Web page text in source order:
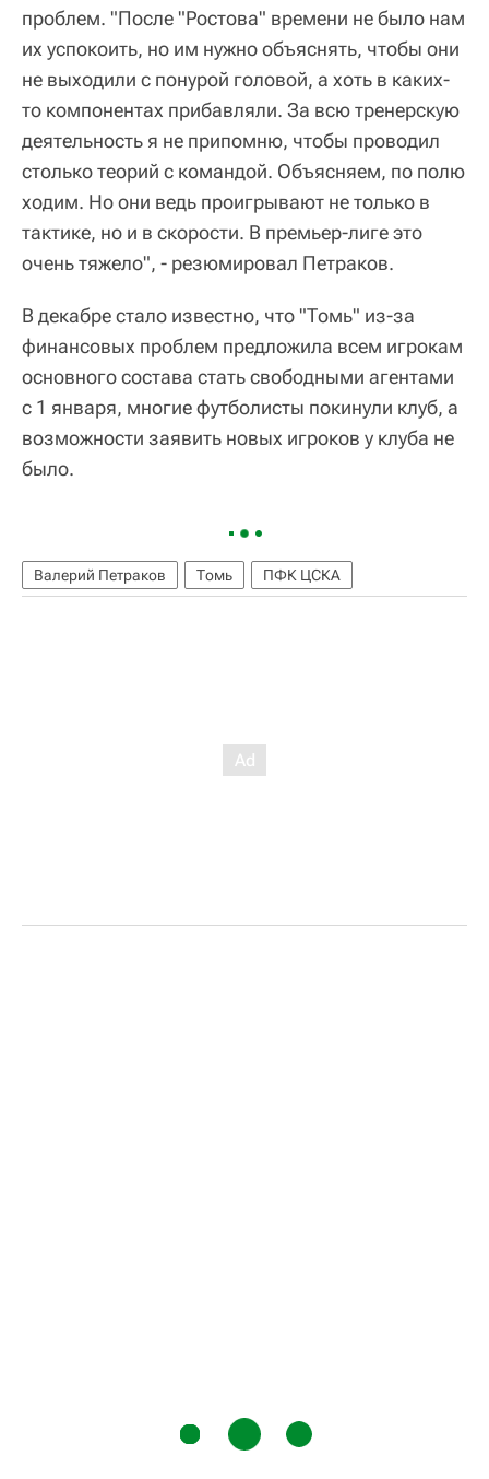
проблем. "После "Ростова" времени не было нам
их успокоить, но им нужно объяснять, чтобы они
не выходили с понурой головой, а хоть в каких-
то компонентах прибавляли. За всю тренерскую
деятельность я не припомню, чтобы проводил
столько теорий с командой. Объясняем, по полю
ходим. Но они ведь проигрывают не только в
тактике, но и в скорости. В премьер-лиге это
очень тяжело", - резюмировал Петраков.
В декабре стало известно, что "Томь" из-за
финансовых проблем предложила всем игрокам
основного состава стать свободными агентами
с 1 января, многие футболисты покинули клуб, а
возможности заявить новых игроков у клуба не
было.
Валерий Петраков Томь ПФК ЦСКА